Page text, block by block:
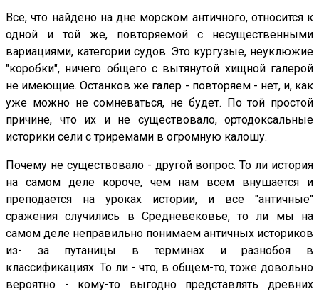
Все, что найдено на дне морском античного, относится к
одной и той же, повторяемой с несущественными
вариациями, категории судов. Это кургузые, неуклюжие
"коробки", ничего общего с вытянутой хищной галерой
не имеющие. Останков же галер - повторяем - нет, и, как
уже можно не сомневаться, не будет. По той простой
причине, что их и не существовало, ортодоксальные
историки сели с триремами в огромную калошу.
Почему не существовало - другой вопрос. То ли история
на самом деле короче, чем нам всем внушается и
преподается на уроках истории, и все "античные"
сражения случились в Средневековье, то ли мы на
самом деле неправильно понимаем античных историков
из- за путаницы в терминах и разнобоя в
классификациях. То ли - что, в общем-то, тоже довольно
вероятно - кому-то выгодно представлять древних